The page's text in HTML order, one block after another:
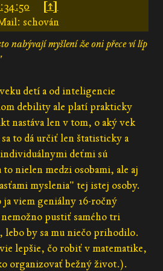
[↑]
schován
nabývají myšlení že oni přece ví líp
detí a od inteligencie
debility ale platí prakticky
nastáva len v tom, o aký vek
to dá určiť len štatisticky a
deťmi sú
nielen medzi osobami, ale aj
myslenia" tej istej osoby.
viem geniálny 16-ročný
pustiť samého tri
lebo by sa mu niečo prihodilo.
lepšie, čo robiť v matematike,
organizovať bežný život.).